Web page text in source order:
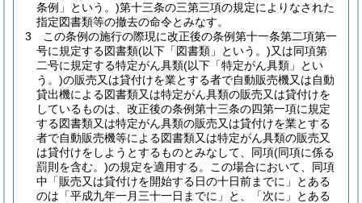
条例」という。)第十三条の三第三項の規定によりなされた
指定図書類等の撤去の命令とみなす。
3
この条例の施行の際現に改正後の条例第十一条第二項第一
号に規定する図書類(以下「図書類」という。)又は同項第
二号に規定する特定がん具類(以下「特定がん具類」とい
う。)の販売又は貸付けを業とする者で自動販売機又は自動
貸出機による図書類又は特定がん具類の販売又は貸付けを
しているものは、改正後の条例第十三条の四第一項に規定
する図書類又は特定がん具類の販売又は貸付けを業とする
者で自動販売機等による図書類又は特定がん具類の販売又
は貸付けをしようとするものとみなして、同項(同項に係る
罰則を含む。)の規定を適用する。
この場合において、同項
中「販売又は貸付けを開始する日の十日前までに」とある
のは「平成九年一月三十一日までに」と、「次に」とある